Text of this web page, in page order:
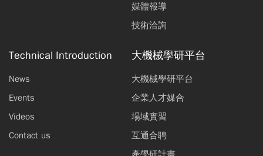
媒體報導
技術洽詢
Technical Introduction
News
Events
Videos
Contact us
大機械學研平台
大機械學研平台
企業人才媒合
場域實習
互通合聘